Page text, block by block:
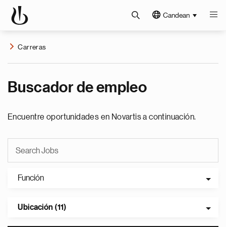
Candean
Carreras
Buscador de empleo
Encuentre oportunidades en Novartis a continuación.
Función
Ubicación (11)